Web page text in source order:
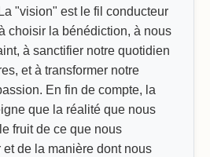
"vision" est le fil conducteur
choisir la bénédiction, à nous
à sanctifier notre quotidien
et à transformer notre
En fin de compte, la
que la réalité que nous
fruit de ce que nous
de la manière dont nous